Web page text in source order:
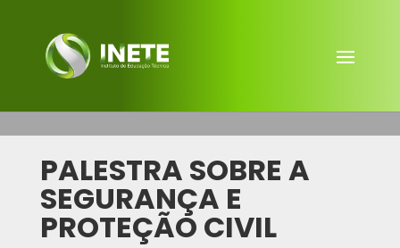
PALESTRA SOBRE A
SEGURANÇA E
PROTEÇÃO CIVIL